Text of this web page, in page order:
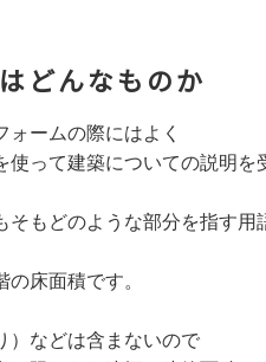
どんなものか
ォームの際にはよく
って建築についての説明を
そもどのような部分を指す用
床面積です。
）などは含まないので